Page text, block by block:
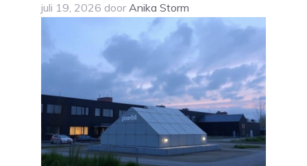
juli 19, 2026 door Anika Storm